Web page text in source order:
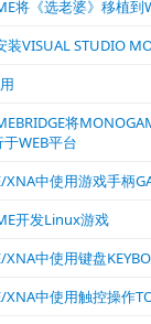
将《选老婆》移植到
装VISUAL STUDIO
将
于WEB平台
中使用游戏手柄
开发Linux游戏
中使用键盘
中使用触控操作